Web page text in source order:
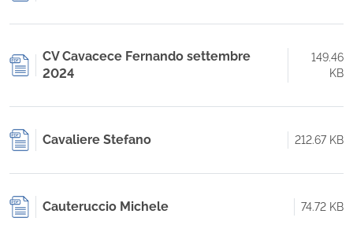
CV Cavacece Fernando settembre
2024
149.46
KB
Cavaliere Stefano 212.67 KB
Cauteruccio Michele 74.72 KB